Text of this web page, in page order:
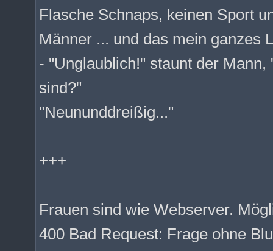
Flasche Schnaps, keinen Sport
Männer ... und das mein ganzes
- "Unglaublich!" staunt der
sind?"
"Neununddreißig..."
+++
Frauen sind wie Webserver.
400 Bad Request: Frage ohne